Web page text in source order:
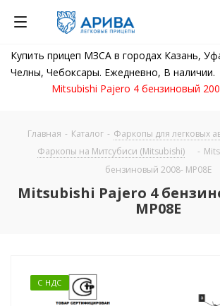
Купить прицеп МЗСА в городах Казань,
Челны, Чебоксары. Ежедневно, В наличии.
Mitsubishi Pajero 4 бензиновый
Главная - Каталог - Фаркопы для легковых
Фаркопы на Митсубиси (Mitsubishi)
-
бензиновый 2008- МР08E
Mitsubishi Pajero 4
МР08E
С НДС